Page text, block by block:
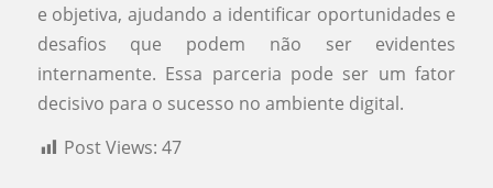
e objetiva, ajudando a identificar oportunidades e
desafios que podem não ser evidentes
internamente. Essa parceria pode ser um fator
decisivo para o sucesso no ambiente digital.
Post Views: 47